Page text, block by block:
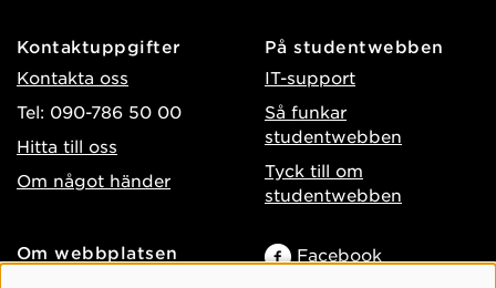
Kontaktuppgifter
Kontakta oss
Tel: 090-786 50 00
Hitta till oss
Om något händer
På studentwebben
IT-support
Så funkar
studentwebben
Tyck till om
studentwebben
Om webbplatsen
Facebook